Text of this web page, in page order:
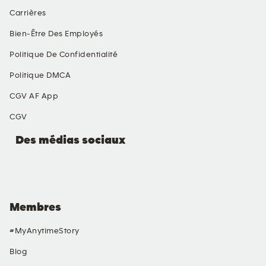
Carrières
Bien-Être Des Employés
Politique De Confidentialité
Politique DMCA
CGV AF App
CGV
Membres
#MyAnytimeStory
Blog
Des médias sociaux